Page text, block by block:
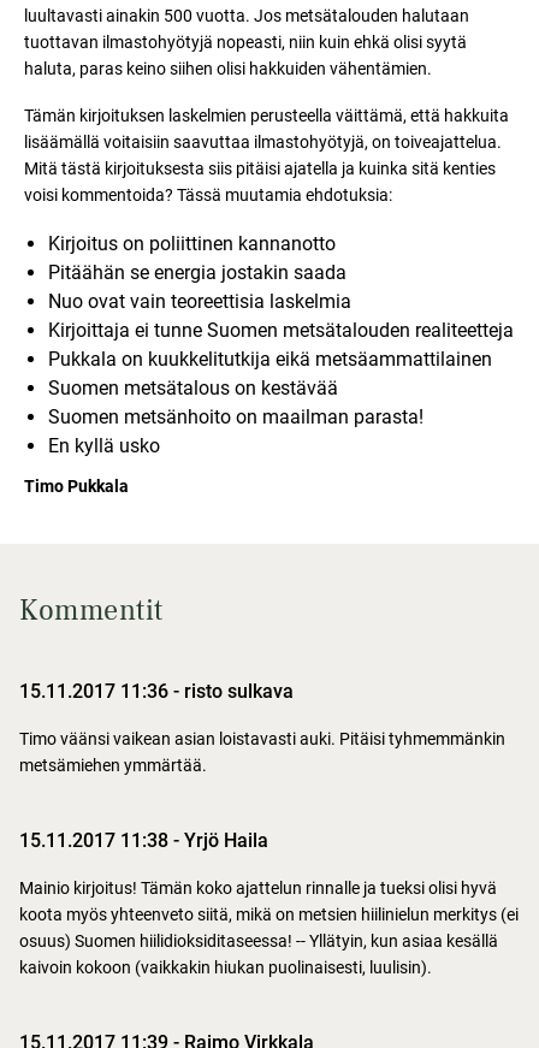
luultavasti ainakin 500 vuotta. Jos metsätalouden halutaan
tuottavan ilmastohyötyjä nopeasti, niin kuin ehkä olisi syytä
haluta, paras keino siihen olisi hakkuiden vähentämien.
Tämän kirjoituksen laskelmien perusteella väittämä, että hakkuita
lisäämällä voitaisiin saavuttaa ilmastohyötyjä, on toiveajattelua.
Mitä tästä kirjoituksesta siis pitäisi ajatella ja kuinka sitä kenties
voisi kommentoida? Tässä muutamia ehdotuksia:
Kirjoitus on poliittinen kannanotto
Pitäähän se energia jostakin saada
Nuo ovat vain teoreettisia laskelmia
Kirjoittaja ei tunne Suomen metsätalouden realiteetteja
Pukkala on kuukkelitutkija eikä metsäammattilainen
Suomen metsätalous on kestävää
Suomen metsänhoito on maailman parasta!
En kyllä usko
Timo Pukkala
Kommentit
15.11.2017 11:36 - risto sulkava
Timo väänsi vaikean asian loistavasti auki. Pitäisi tyhmemmänkin
metsämiehen ymmärtää.
15.11.2017 11:38 - Yrjö Haila
Mainio kirjoitus! Tämän koko ajattelun rinnalle ja tueksi olisi hyvä
koota myös yhteenveto siitä, mikä on metsien hiilinielun merkitys (ei
osuus) Suomen hiilidioksiditaseessa! -- Yllätyin, kun asiaa kesällä
kaivoin kokoon (vaikkakin hiukan puolinaisesti, luulisin).
15.11.2017 11:39 - Raimo Virkkala